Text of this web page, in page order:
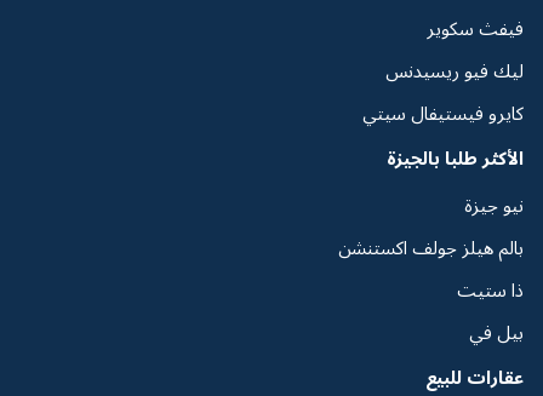
فيفث سكوير
ليك فيو ريسيدنس
كايرو فيستيفال سيتي
الأكثر طلبا بالجيزة
نيو جيزة
بالم هيلز جولف اكستنشن
ذا ستيت
بيل في
عقارات للبيع